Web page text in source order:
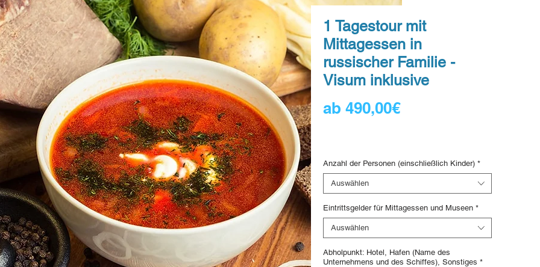
1 Tagestour mit
Mittagessen in
russischer Familie -
Visum inklusive
ab 490,00€Sale-
1
Quart
Anzahl der Personen (einschließlich Kinder) *
Auswählen
Eintrittsgelder für Mittagessen und Museen *
Auswählen
Abholpunkt: Hotel, Hafen (Name des
Unternehmens und des Schiffes), Sonstiges *